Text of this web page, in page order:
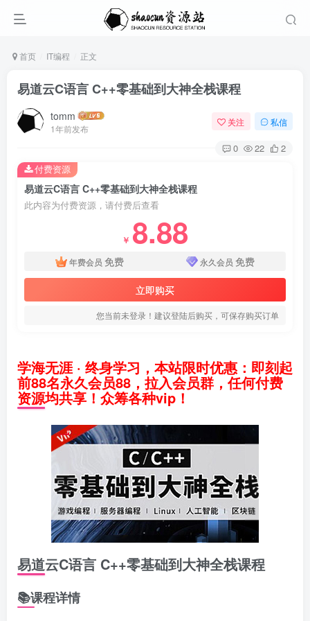
首页 IT编程 正文
易道云C语言 C++零基础到大神全栈课程
tomm
1年前发布
关注 私信
0 22 2
易道云C语言 C++零基础到大神全栈课程
此内容为付费资源，请付费后查看
￥ 8.88
年费会员 免费 永久会员 免费
立即购买
您当前未登录！建议登陆后购买，可保存购买订单
付费资源
学海无涯 · 终身学习，本站限时优惠：即刻起
前88名永久会员88，拉入会员群，任何付费
资源均共享！众筹各种vip！
易道云C语言 C++零基础到大神全栈课程
📚课程详情